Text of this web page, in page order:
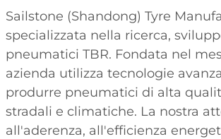
Sailstone (Shandong) Tyre
specializzata nella ricerca,
pneumatici TBR. Fondata nel
azienda utilizza tecnologie
produrre pneumatici di alta
stradali e climatiche. La nostra
all'aderenza, all'efficienza